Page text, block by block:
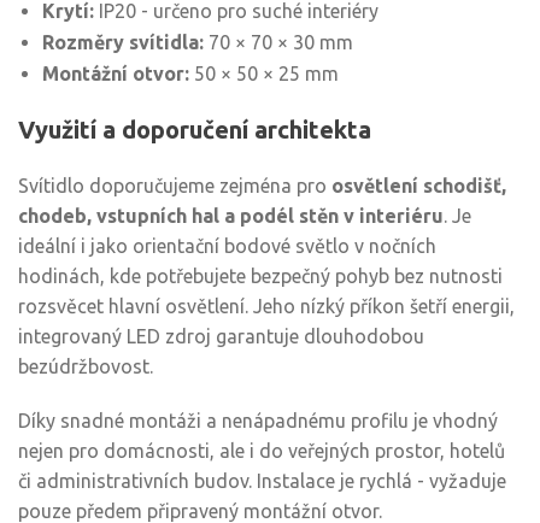
Krytí: IP20 - určeno pro suché interiéry
Rozměry svítidla: 70 × 70 × 30 mm
Montážní otvor: 50 × 50 × 25 mm
Využití a doporučení architekta
Svítidlo doporučujeme zejména pro osvětlení schodišť,
chodeb, vstupních hal a podél stěn v interiéru. Je
ideální i jako orientační bodové světlo v nočních
hodinách, kde potřebujete bezpečný pohyb bez nutnosti
rozsvěcet hlavní osvětlení. Jeho nízký příkon šetří energii,
integrovaný LED zdroj garantuje dlouhodobou
bezúdržbovost.
Díky snadné montáži a nenápadnému profilu je vhodný
nejen pro domácnosti, ale i do veřejných prostor, hotelů
či administrativních budov. Instalace je rychlá - vyžaduje
pouze předem připravený montážní otvor.